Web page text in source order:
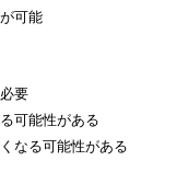
可能
要
可能性がある
なる可能性がある